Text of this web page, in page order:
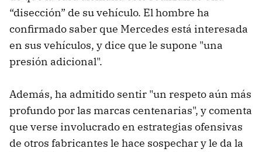
“disección” de su vehículo. El hombre ha
confirmado saber que Mercedes está interesada
en sus vehículos, y dice que le supone "una
presión adicional".
Además, ha admitido sentir "un respeto aún más
profundo por las marcas centenarias", y comenta
que verse involucrado en estrategias ofensivas
de otros fabricantes le hace sospechar y le da la